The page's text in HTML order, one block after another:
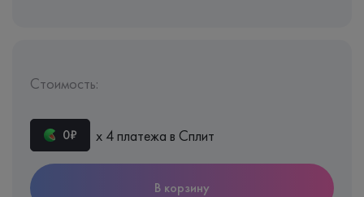
Стоимость:
0₽ х 4 платежа в Сплит
В корзину